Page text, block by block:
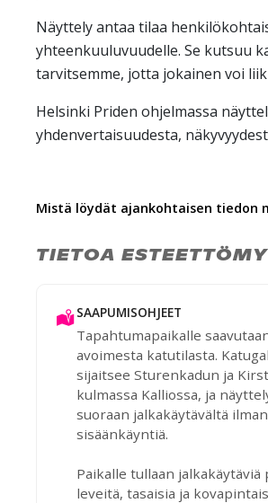
Näyttely antaa tilaa
yhteenkuuluvuudelle. Se kutsuu
tarvitsemme, jotta jokainen voi
Helsinki Priden ohjelmassa
yhdenvertaisuudesta,
Mistä löydät ajankohtaisen tiedon
TIETOA
SAAPUMISOHJEET
Tapahtumapaikalle
avoimesta katutilasta.
sijaitsee Sturenkadun ja
kulmassa Kalliossa, ja
suoraan jalkakäytävältä
sisäänkäyntiä.
Paikalle tullaan
leveitä, tasaisia ja